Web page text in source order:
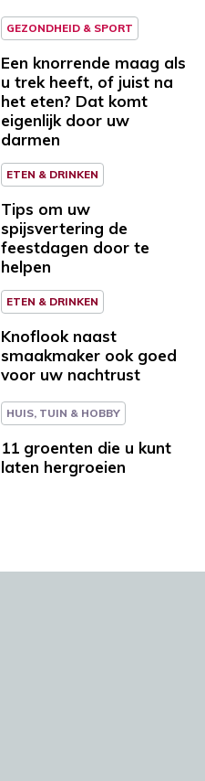
GEZONDHEID & SPORT
Een knorrende maag als
u trek heeft, of juist na
het eten? Dat komt
eigenlijk door uw
darmen
ETEN & DRINKEN
Tips om uw
spijsvertering de
feestdagen door te
helpen
ETEN & DRINKEN
Knoflook naast
smaakmaker ook goed
voor uw nachtrust
HUIS, TUIN & HOBBY
11 groenten die u kunt
laten hergroeien